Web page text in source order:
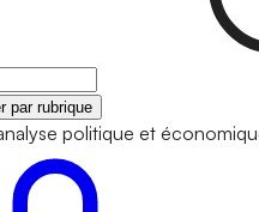
par rubrique
politique et